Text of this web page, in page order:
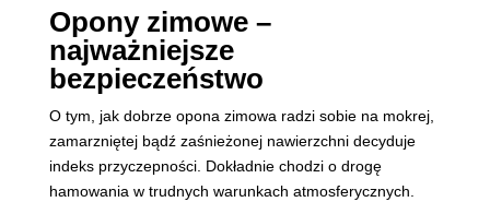
Opony zimowe –
najważniejsze
bezpieczeństwo
O tym, jak dobrze opona zimowa radzi sobie na mokrej,
zamarzniętej bądź zaśnieżonej nawierzchni decyduje
indeks przyczepności. Dokładnie chodzi o drogę
hamowania w trudnych warunkach atmosferycznych.